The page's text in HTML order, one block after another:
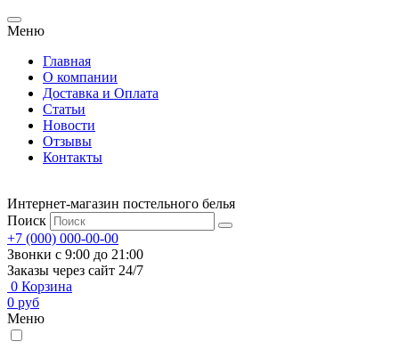
Меню
Главная
О компании
Доставка и Оплата
Статьи
Новости
Отзывы
Контакты
Интернет-магазин постельного белья
Поиск
+7 (000) 000-00-00
Звонки с 9:00 до 21:00
Заказы через сайт 24/7
0 Корзина
0 руб
Меню